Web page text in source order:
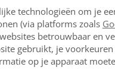
technologieën om je
(via platforms zoals
betrouwbaar en
gebruikt, je
op je apparaat